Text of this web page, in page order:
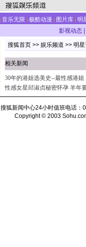
音乐无限 极酷动漫 图片库 明
影视动态
搜狐首页 >> 娱乐频道 >> 明
相关新闻
30年的港姐选美史--最性感港姐
性感女星邱淑贞秘密怀孕 羊年
搜狐新闻中心24小时值班电话
Copyright © 2003